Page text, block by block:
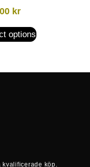
kr
options
köp.